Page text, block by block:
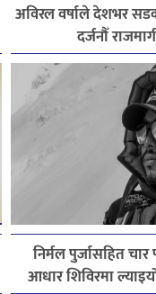
अविरल वर्षाले देशभर
दर्जनौँ
निर्मल पुर्जासहित चार
आधार शिविरमा